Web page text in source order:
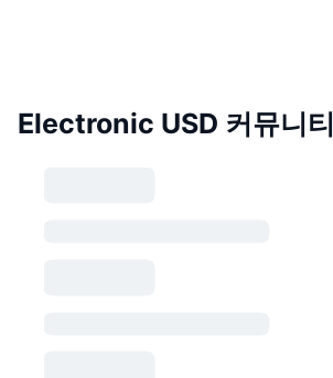
Electronic USD 커뮤니티